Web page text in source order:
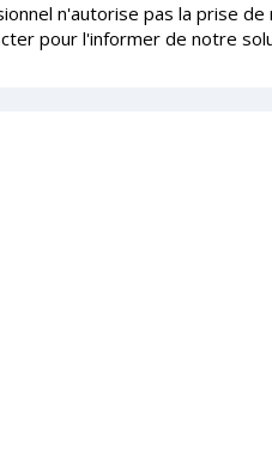
n'autorise pas la prise
pour l'informer de notre